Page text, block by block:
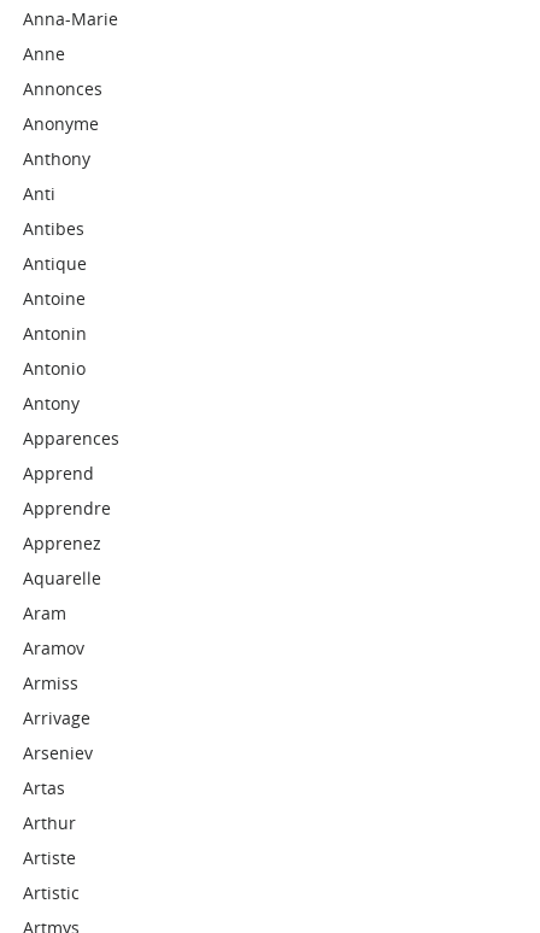
Anna-Marie
Anne
Annonces
Anonyme
Anthony
Anti
Antibes
Antique
Antoine
Antonin
Antonio
Antony
Apparences
Apprend
Apprendre
Apprenez
Aquarelle
Aram
Aramov
Armiss
Arrivage
Arseniev
Artas
Arthur
Artiste
Artistic
Artmys